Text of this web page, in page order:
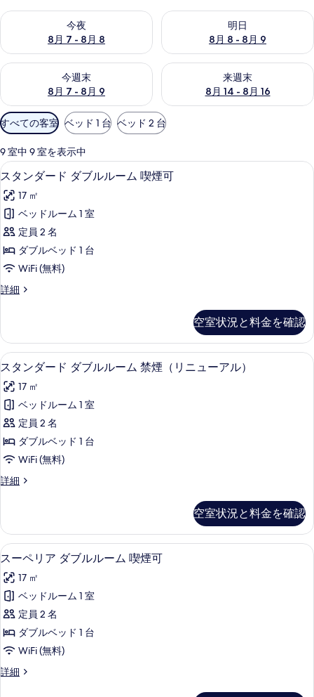
今夜
8月 7 - 8月 8
今夜 8月 7 - 8月 8 の空室状況をチェック
明日
8月 8 - 8月 9
明日 8月 8 - 8月 9 の空室状況
今週末
8月 7 - 8月 9
今週末 8月 7 - 8月 9 の空室状況をチェック
来週末
8月 14 - 8月 16
来週末 8月 14 - 8月 16 の空室
利
用
可
能
な
客
室
の
り
込
み
すべての客室 ベッド 1 台 ベッド 2 台
9 室中 9 室を表示中
ス
タ
ン
ダ
ー
ド
ブ
ル
ー
ム
喫
煙
可
の
す
べ
写
真
を
表
示
す
る
羽毛の掛け布団、遮光カーテン、
5
スタンダード ダブルルーム 喫煙可
17 ㎡
ベッドルーム 1 室
定員 2 名
ダブルベッド 1 台
WiFi (無料)
詳細
ス
ー
ド
ダ
ル
ル
ー
ム
喫
煙
可
の
空室状況と料金を確認
ス
タ
ン
ダ
ー
ド
ブ
ル
ー
ム
禁
煙
（リ
ニ
ュ
ー
羽毛の掛け布団、遮光カーテン、
4
スタンダード ダブルルーム 禁煙（リニューアル）
17 ㎡
ベッドルーム 1 室
定員 2 名
ダブルベッド 1 台
WiFi (無料)
詳細
ス
ー
ド
ダ
ル
ル
ー
ム
禁
煙
（リ
ニ
空室状況と料金を確認
ス
ー
ペ
リ
ア
ダ
ル
羽毛の掛け布団、遮光カーテン、
4
スーペリア ダブルルーム 喫煙可
17 ㎡
ベッドルーム 1 室
定員 2 名
ダブルベッド 1 台
WiFi (無料)
詳細
ス